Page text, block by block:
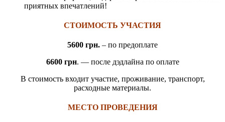
приятных впечатлений!
СТОИМОСТЬ УЧАСТИЯ
5600 грн. – по предоплате
6600 грн. — после дэдлайна по оплате
В стоимость входит участие, проживание, транспорт,
расходные материалы.
МЕСТО ПРОВЕДЕНИЯ